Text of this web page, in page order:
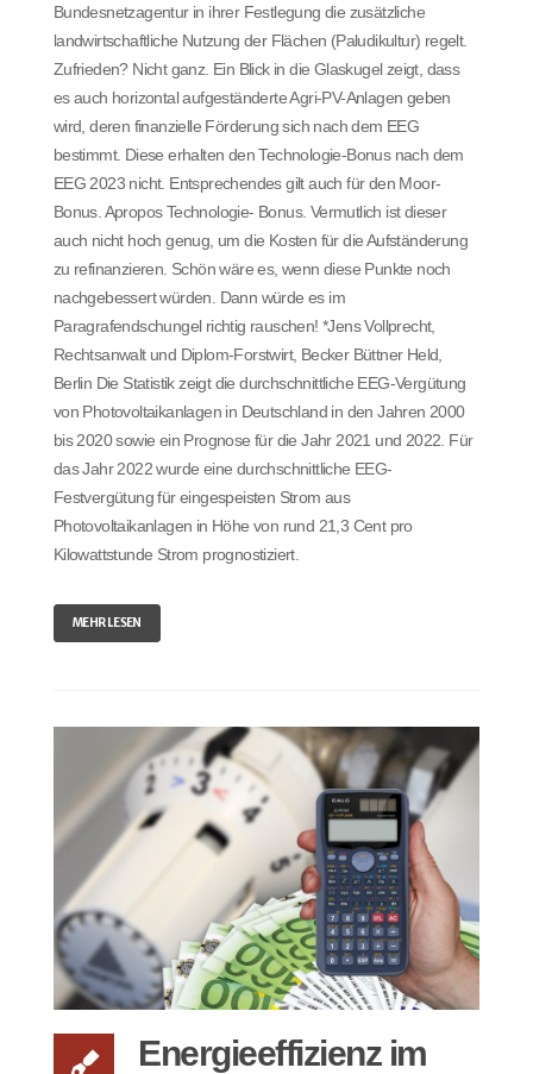
Bundesnetzagentur in ihrer Festlegung die zusätzliche
landwirtschaftliche Nutzung der Flächen (Paludikultur) regelt.
Zufrieden? Nicht ganz. Ein Blick in die Glaskugel zeigt, dass
es auch horizontal aufgeständerte Agri-PV-Anlagen geben
wird, deren finanzielle Förderung sich nach dem EEG
bestimmt. Diese erhalten den Technologie-Bonus nach dem
EEG 2023 nicht. Entsprechendes gilt auch für den Moor-
Bonus. Apropos Technologie- Bonus. Vermutlich ist dieser
auch nicht hoch genug, um die Kosten für die Aufständerung
zu refinanzieren. Schön wäre es, wenn diese Punkte noch
nachgebessert würden. Dann würde es im
Paragrafendschungel richtig rauschen! *Jens Vollprecht,
Rechtsanwalt und Diplom-Forstwirt, Becker Büttner Held,
Berlin Die Statistik zeigt die durchschnittliche EEG-Vergütung
von Photovoltaikanlagen in Deutschland in den Jahren 2000
bis 2020 sowie ein Prognose für die Jahr 2021 und 2022. Für
das Jahr 2022 wurde eine durchschnittliche EEG-
Festvergütung für eingespeisten Strom aus
Photovoltaikanlagen in Höhe von rund 21,3 Cent pro
Kilowattstunde Strom prognostiziert.
MEHR LESEN
Energieeffizienz im